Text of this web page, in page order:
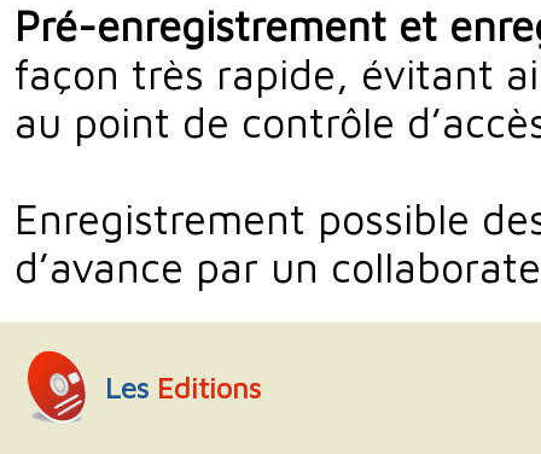
Pré-enregistrement et
façon très rapide, évitant
au point de contrôle
Enregistrement possible
d’avance par un
Les Editions